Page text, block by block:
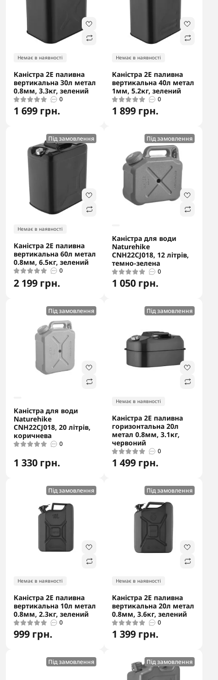
Немає в наявності
Каністра 2E паливна
вертикальна 30л метал
0.8мм, 3.3кг, зелений
0
1 699 грн.
Немає в наявності
Каністра 2E паливна
вертикальна 40л метал
1мм, 5.2кг, зелений
0
1 899 грн.
Під замовлення
Немає в наявності
Каністра 2E паливна
вертикальна 60л метал
0.8мм, 6.5кг, зелений
0
2 199 грн.
Під замовлення
Каністра для води
Naturehike
CNH22CJ018, 12 літрів,
темно-зелена
0
1 050 грн.
Під замовлення
Каністра для води
Naturehike
CNH22CJ018, 20 літрів,
коричнева
0
1 330 грн.
Під замовлення
Немає в наявності
Каністра 2E паливна
горизонтальна 20л
метал 0.8мм, 3.1кг,
червоний
0
1 499 грн.
Під замовлення
Немає в наявності
Каністра 2E паливна
вертикальна 10л метал
0.8мм, 2.3кг, зелений
0
999 грн.
Під замовлення
Немає в наявності
Каністра 2E паливна
вертикальна 20л метал
0.8мм, 3.6кг, зелений
0
1 399 грн.
Під замовлення Під замовлення